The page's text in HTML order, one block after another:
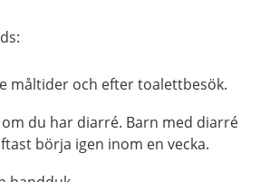
måltider och efter toalettbesök.
du har diarré. Barn med diarré
börja igen inom en vecka.